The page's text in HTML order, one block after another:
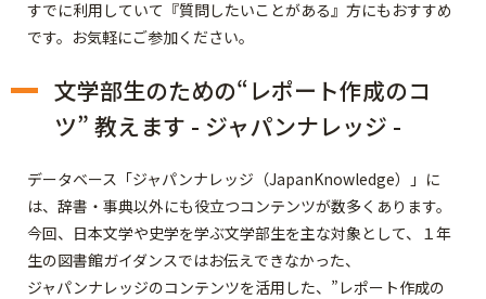
すでに利用していて『質問したいことがある』方にもおすすめ
です。お気軽にご参加ください。
文学部生のための“レポート作成のコ
ツ” 教えます - ジャパンナレッジ -
データベース「ジャパンナレッジ（JapanKnowledge）」に
は、辞書・事典以外にも役立つコンテンツが数多くあります。
今回、日本文学や史学を学ぶ文学部生を主な対象として、１年
生の図書館ガイダンスではお伝えできなかった、
ジャパンナレッジのコンテンツを活用した、”レポート作成の